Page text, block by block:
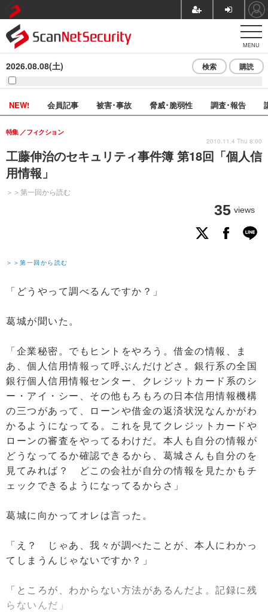
MENU
2026.08.08(土) 検索 購読
NEW! 会員記事 被害･事故 脅威･脆弱性 調査･報告
工藤伸治のセキュリティ事件簿 第18回「個人信
用情報」
＞＞第一回から読む
特集 フィクション
35 views
2010.11.4 Thu 8:00
＞＞第一回から読む
「どうやって調べるんですか？」
葛城が聞いた。
「企業秘密。でもヒントをやろう。借金の情報、ま
あ、個人信用情報って呼ぶんだけどさ。銀行系の全国
銀行個人信用情報センター、クレジットカード系のシ
ー・アイ・シー、その他もろもろの日本信用情報機構
の三つがあって、ローンや借金の返済状況なんかがわ
かるようになってる。これを見てクレジットカードや
ローンの審査をやってるわけだ。本人も自分の情報が
どうなってるか確認できるから、葛城さんも自分のを
見てみれば？ どこの会社が自分の情報を見たかもチ
ェックできるようになってるからさ」
葛城に向かってオレは言った。
「え？ じゃあ、我々が調べたことが、本人にわかっ
てしまうんじゃないですか？」
「ところが、わからない方法があるんだよ。記録に残
らないんだ」